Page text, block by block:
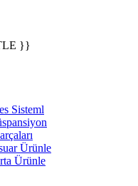
}}
Sisteml
Ürünle
Ürünle